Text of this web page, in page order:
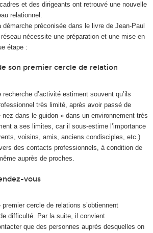
et des dirigeants ont retrouvé une nouvelle
relationnel.
démarche préconisée dans le livre de Jean-Paul
nécessite une préparation et une mise en
étape :
son premier cercle de relation
d’activité estiment souvent qu’ils
très limité, après avoir passé de
dans le guidon » dans un environnement très
a ses limites, car il sous-estime l’importance
voisins, amis, anciens condisciples, etc.)
des contacts professionnels, à condition de
auprès de proches.
vous
cercle de relations s’obtiennent
difficulté. Par la suite, il convient
que des personnes auprès desquelles on